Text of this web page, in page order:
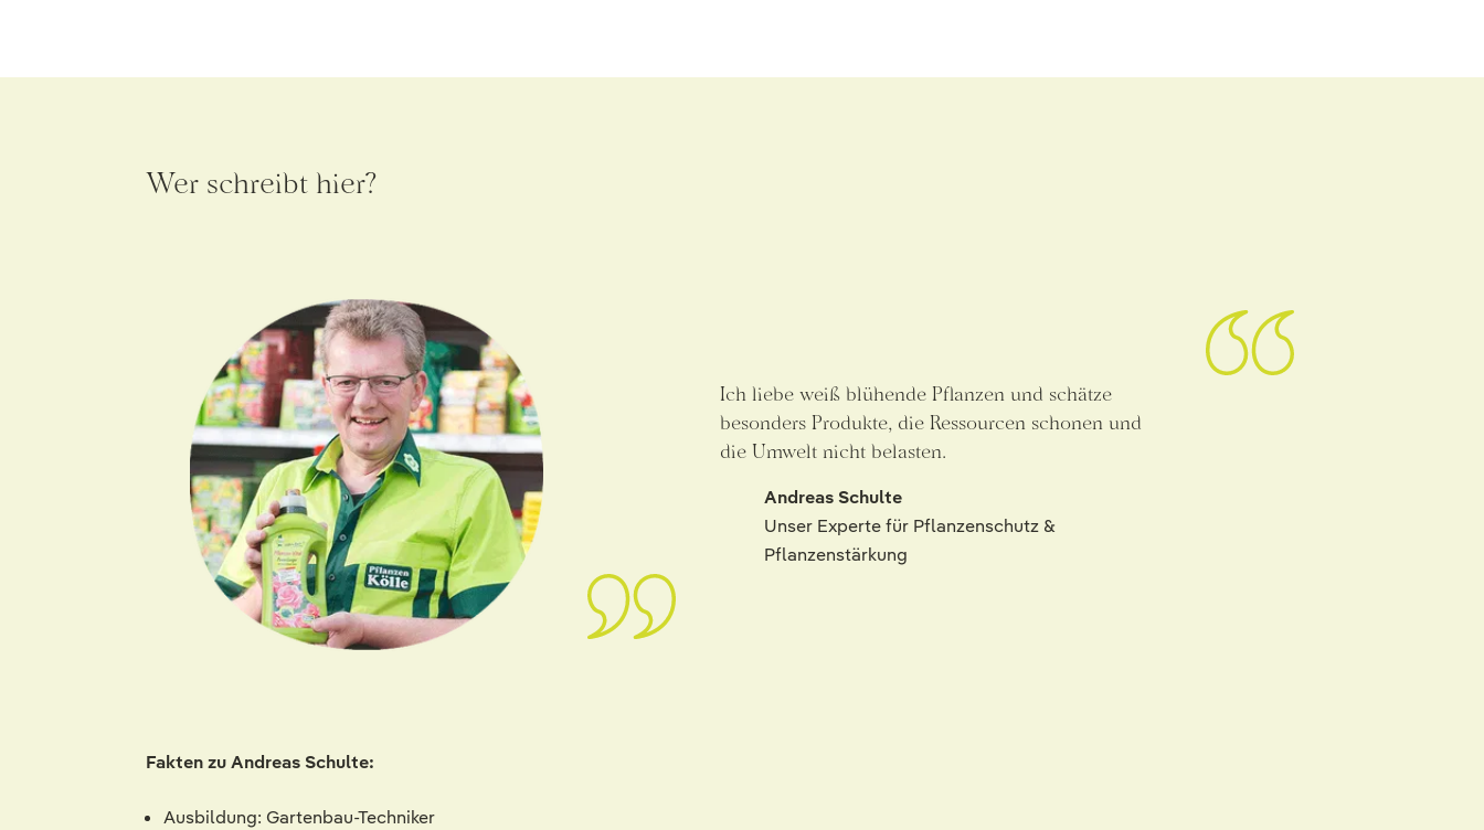
Wer schreibt hier?
Ich liebe weiß blühende Pflanzen und schätze
besonders Produkte, die Ressourcen schonen und
die Umwelt nicht belasten.
Andreas Schulte
Unser Experte für Pflanzenschutz &
Pflanzenstärkung
Fakten zu Andreas Schulte:
Ausbildung: Gartenbau-Techniker